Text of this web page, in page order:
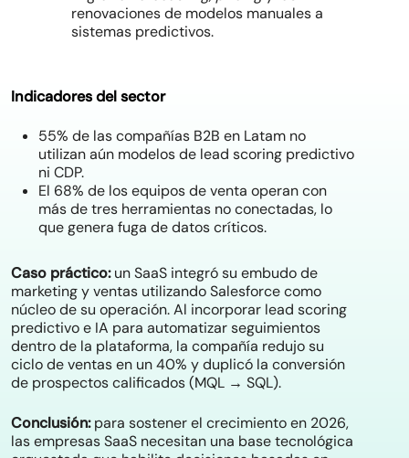
renovaciones de modelos manuales a
sistemas predictivos.
Indicadores del sector
55% de las compañías B2B en Latam no
utilizan aún modelos de lead scoring predictivo
ni CDP.
El 68% de los equipos de venta operan con
más de tres herramientas no conectadas, lo
que genera fuga de datos críticos.
Caso práctico:un SaaS integró su embudo de
marketing y ventas utilizando Salesforce como
núcleo de su operación. Al incorporar lead scoring
predictivo e IA para automatizar seguimientos
dentro de la plataforma, la compañía redujo su
ciclo de ventas en un 40% y duplicó la conversión
de prospectos calificados (MQL → SQL).
Conclusión:para sostener el crecimiento en 2026,
las empresas SaaS necesitan una base tecnológica